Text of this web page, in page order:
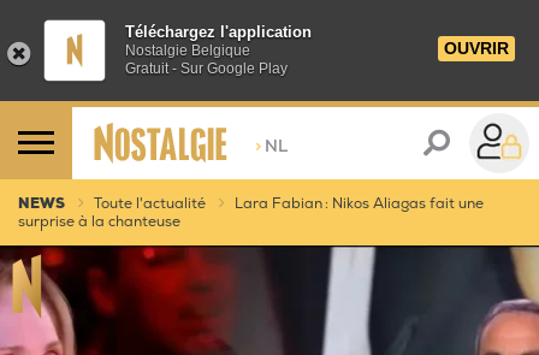
Téléchargez l'application
Nostalgie Belgique
Gratuit - Sur Google Play
OUVRIR
> NL
NEWS Toute l'actualité
Lara Fabian : Nikos Aliagas fait une
surprise à la chanteuse